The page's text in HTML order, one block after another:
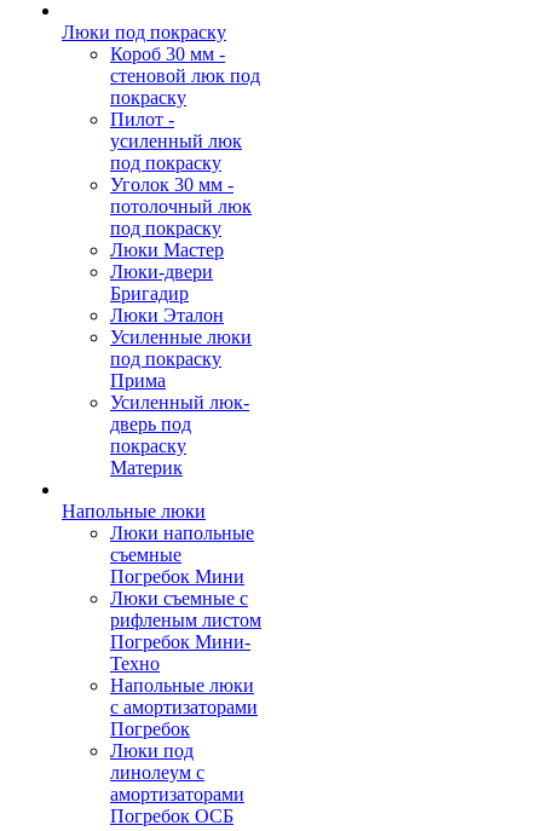
Люки под покраску
Короб 30 мм -
стеновой люк под
покраску
Пилот -
усиленный люк
под покраску
Уголок 30 мм -
потолочный люк
под покраску
Люки Мастер
Люки-двери
Бригадир
Люки Эталон
Усиленные люки
под покраску
Прима
Усиленный люк-
дверь под
покраску
Материк
Напольные люки
Люки напольные
съемные
Погребок Мини
Люки съемные с
рифленым листом
Погребок Мини-
Техно
Напольные люки
с амортизаторами
Погребок
Люки под
линолеум с
амортизаторами
Погребок ОСБ